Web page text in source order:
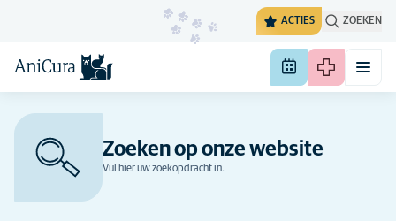
ACTIES ZOEKEN
Zoeken op onze website
Vul hier uw zoekopdracht in.